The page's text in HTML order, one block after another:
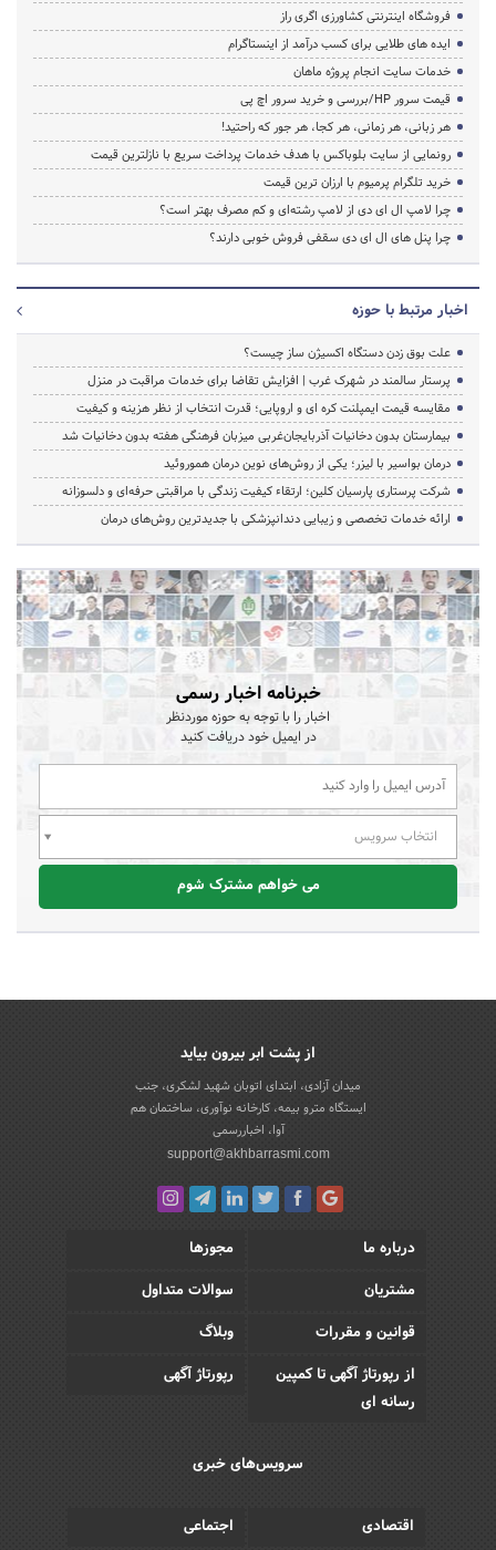
فروشگاه اینترنتی کشاورزی اگری راز
ایده های طلایی برای کسب درآمد از اینستاگرام
خدمات سایت انجام پروژه ماهان
قیمت سرور HP/بررسی و خرید سرور اچ پی
هر زبانی، هر زمانی، هر کجا، هر جور که راحتید!
رونمایی از سایت بلوباکس با هدف خدمات پرداخت سریع با نازلترین قیمت
خرید تلگرام پرمیوم با ارزان ترین قیمت
چرا لامپ ال ای دی از لامپ رشته‌ای و کم مصرف بهتر است؟
چرا پنل های ال ای دی سقفی فروش خوبی دارند؟
اخبار مرتبط با حوزه
علت بوق زدن دستگاه اکسیژن ساز چیست؟
پرستار سالمند در شهرک غرب | افزایش تقاضا برای خدمات مراقبت در منزل
مقایسه قیمت ایمپلنت کره ای و اروپایی؛ قدرت انتخاب از نظر هزینه و کیفیت
بیمارستان بدون دخانیات آذربایجان‌غربی میزبان فرهنگی هفته بدون دخانیات شد
درمان بواسیر با لیزر؛ یکی از روش‌های نوین درمان هموروئید
شرکت پرستاری پارسیان کلین؛ ارتقاء کیفیت زندگی با مراقبتی حرفه‌ای و دلسوزانه
ارائه خدمات تخصصی و زیبایی دندانپزشکی با جدیدترین روش‌های درمان
خبرنامه اخبار رسمی
اخبار را با توجه به حوزه موردنظر
در ایمیل خود دریافت کنید
انتخاب سرویس
می خواهم مشترک شوم
از پشت ابر بیرون بیاید
میدان آزادی، ابتدای اتوبان شهید لشکری، جنب
ایستگاه مترو بیمه، کارخانه نوآوری، ساختمان هم
آوا، اخباررسمی
support@akhbarrasmi.com
درباره ما
مجوزها
مشتریان
سوالات متداول
قوانین و مقررات
وبلاگ
از رپورتاژ آگهی تا کمپین
رسانه ای
رپورتاژ آگهی
سرویس‌های خبری
اقتصادی اجتماعی